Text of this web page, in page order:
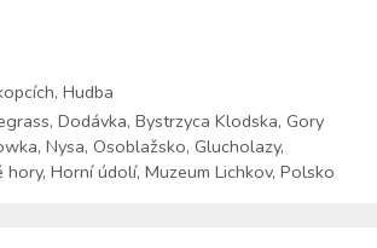
, Hudba
, Dodávka, Bystrzyca Klodska, Gory
, Nysa, Osoblažsko, Glucholazy,
hory, Horní údolí, Muzeum Lichkov, Polsko